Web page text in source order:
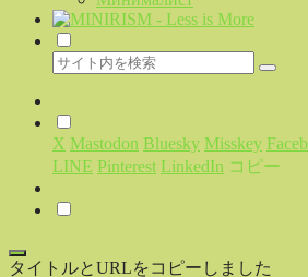
X Mastodon Bluesky Misskey
LINE Pinterest LinkedIn コピー
タイトルとURLをコピーしました